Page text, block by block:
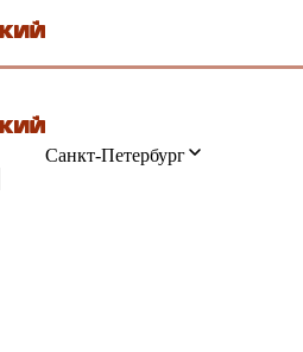
Санкт-Петербург